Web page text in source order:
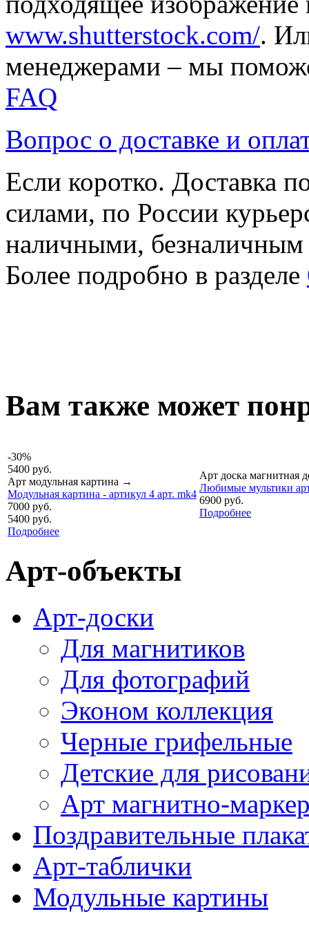
www.shutterstock.com/.
менеджерами – мы
FAQ
Вопрос о доставке и
Если коротко. Доставка
силами, по России
наличными,
Более подробно в разделе
Вам также может
-30%
5400 руб.
Арт модульная картина →
Модульная картина - артикул 4 арт. mk4
7000 руб.
5400 руб.
Подробнее
Арт доска магнитная
Любимые мультики
6900 руб.
Подробнее
Арт-объекты
Арт-доски
Для магнитиков
Для фотографий
Эконом коллекция
Черные грифельные
Детские для
Арт магнитно-
Поздравительные
Арт-таблички
Модульные картины